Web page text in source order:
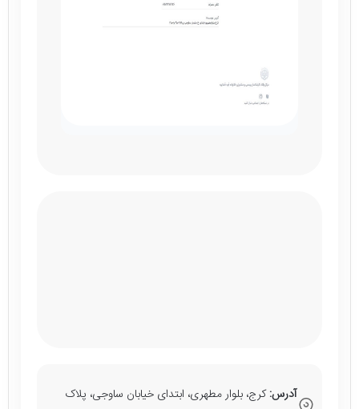
آدرس:کرج، بلوار مطهری، ابتدای خیابان ساوجی، پلاک